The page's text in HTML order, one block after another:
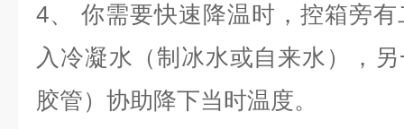
4、 你需要快速降温时，控箱旁
入冷凝水（制冰水或自来水），
胶管）协助降下当时温度。